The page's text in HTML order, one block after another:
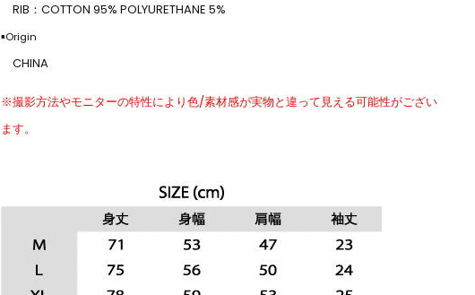
RIB：COTTON 95% POLYURETHANE 5%
▪Origin
CHINA
※撮影方法やモニターの特性により色/素材感が実物と違って見える可能性がござい
ます。